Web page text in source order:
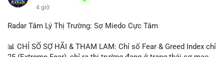
giao dịch tập trung trong các block tiếp theo, áp lực bán ngắn
động giá quanh vùng $64,500.
Lời khuyên: Nhà đầu tư nhỏ lẻ nên theo dõi địa chỉ đích của
4 giờ
Radar Tâm Lý Thị Trường: Sợ Miedo Cực Tâm
📊 CHỈ SỐ SỢ HÃI & THAM LAM: Chỉ số Fear & Greed Index chỉ